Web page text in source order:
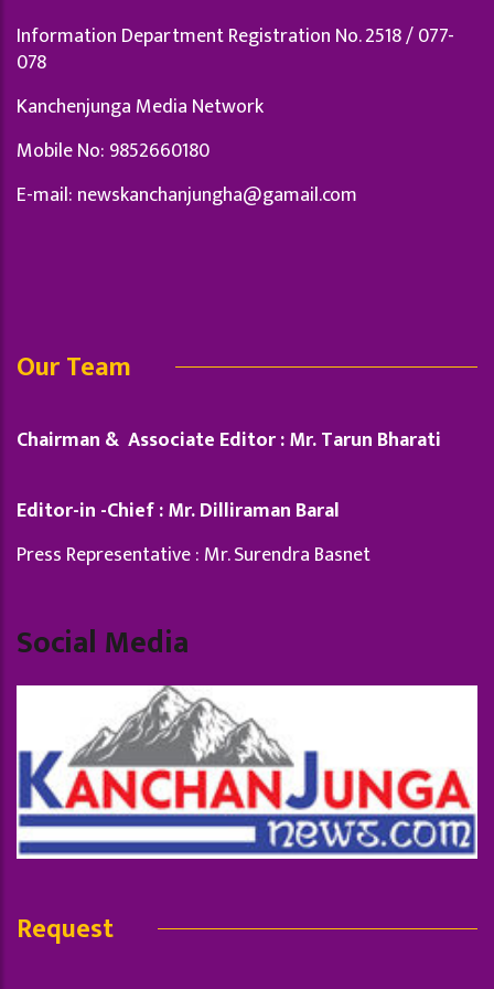
Information Department Registration No. 2518 / 077-
078
Kanchenjunga Media Network
Mobile No: 9852660180
E-mail: newskanchanjungha@gamail.com
Our Team
Chairman & Associate Editor : Mr. Tarun Bharati
Editor-in -Chief : Mr. Dilliraman Baral
Press Representative : Mr. Surendra Basnet
Social Media
Request